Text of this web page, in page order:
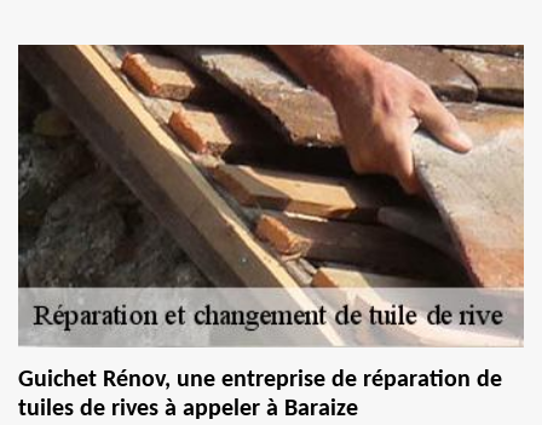
Guichet Rénov, une entreprise de réparation de
tuiles de rives à appeler à Baraize